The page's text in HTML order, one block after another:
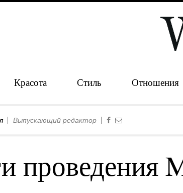
Красота Стиль Отношения
Выпускающий редактор
проведения